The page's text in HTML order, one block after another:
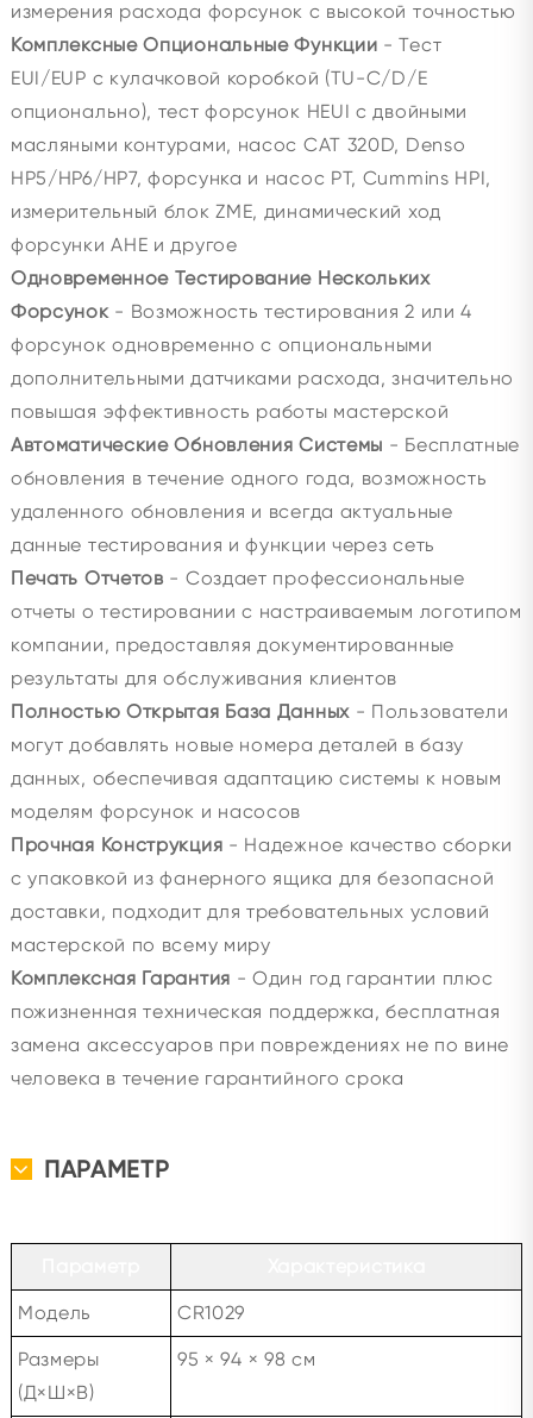
измерения расхода форсунок с высокой точностью
Комплексные Опциональные Функции - Тест
EUI/EUP с кулачковой коробкой (TU-C/D/E
опционально), тест форсунок HEUI с двойными
масляными контурами, насос CAT 320D, Denso
HP5/HP6/HP7, форсунка и насос PT, Cummins HPI,
измерительный блок ZME, динамический ход
форсунки AHE и другое
Одновременное Тестирование Нескольких
Форсунок- Возможность тестирования 2 или 4
форсунок одновременно с опциональными
дополнительными датчиками расхода, значительно
повышая эффективность работы мастерской
Автоматические Обновления Системы - Бесплатные
обновления в течение одного года, возможность
удаленного обновления и всегда актуальные
данные тестирования и функции через сеть
Печать Отчетов - Создает профессиональные
отчеты о тестировании с настраиваемым логотипом
компании, предоставляя документированные
результаты для обслуживания клиентов
Полностью Открытая База Данных- Пользователи
могут добавлять новые номера деталей в базу
данных, обеспечивая адаптацию системы к новым
моделям форсунок и насосов
Прочная Конструкция - Надежное качество сборки
с упаковкой из фанерного ящика для безопасной
доставки, подходит для требовательных условий
мастерской по всему миру
Комплексная Гарантия - Один год гарантии плюс
пожизненная техническая поддержка, бесплатная
замена аксессуаров при повреждениях не по вине
человека в течение гарантийного срока
ПАРАМЕТР
Модель CR1029
Размеры
(Д×Ш×В)
95 × 94 × 98 см